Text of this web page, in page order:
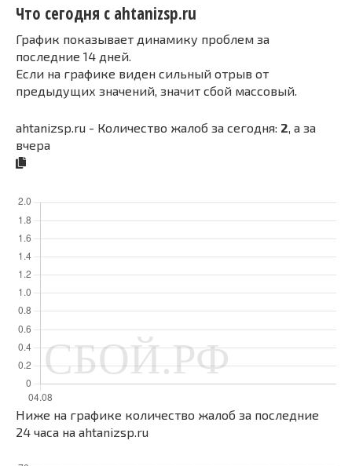
Что сегодня с ahtanizsp.ru
График показывает динамику проблем за
последние 14 дней.
Если на графике виден сильный отрыв от
предыдущих значений, значит сбой массовый.
ahtanizsp.ru - Количество жалоб за сегодня: 2 , а за
вчера
Ниже на графике количество жалоб за последние
24 часа на ahtanizsp.ru